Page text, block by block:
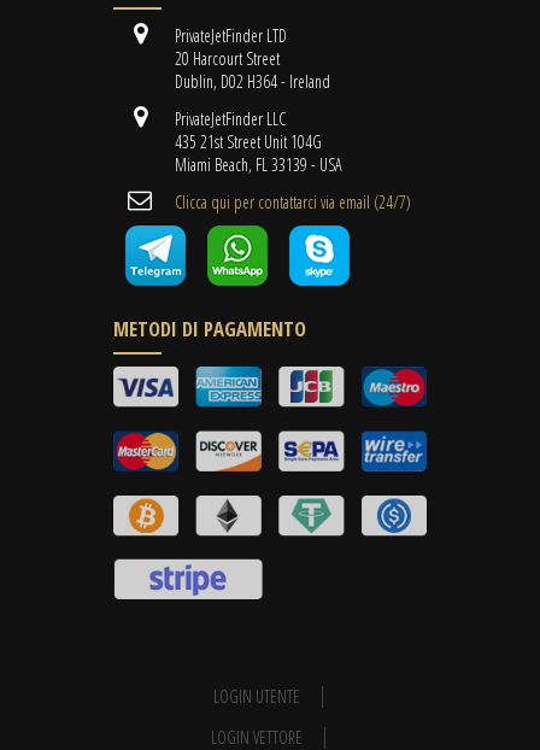
PrivateJetFinder LTD
20 Harcourt Street
Dublin, D02 H364 - Ireland
PrivateJetFinder LLC
435 21st Street Unit 104G
Miami Beach, FL 33139 - USA
Clicca qui per contattarci via email (24/7)
METODI DI PAGAMENTO
LOGIN UTENTE
LOGIN VETTORE